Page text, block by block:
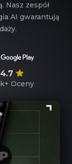
Nasz zespół
AI gwarantują
4.7
Oceny